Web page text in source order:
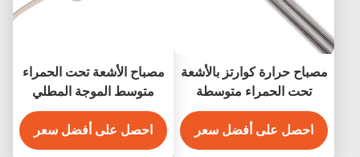
بالأشعة
متوسطة
الموجة بقدرة 3250 واط
الطلاء
أفضل سعر
مصباح الأشعة تحت الحمراء
متوسط الموجة المطلي
بالذهب 4100 واط 400
فولت لتجفيف الطلاء
احصل على أفضل سعر